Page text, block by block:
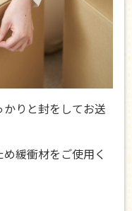
りと封をしてお送
緩衝材をご使用く